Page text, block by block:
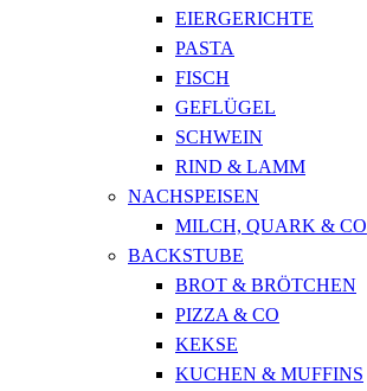
EIERGERICHTE
PASTA
FISCH
GEFLÜGEL
SCHWEIN
RIND & LAMM
NACHSPEISEN
MILCH, QUARK & CO
BACKSTUBE
BROT & BRÖTCHEN
PIZZA & CO
KEKSE
KUCHEN & MUFFINS